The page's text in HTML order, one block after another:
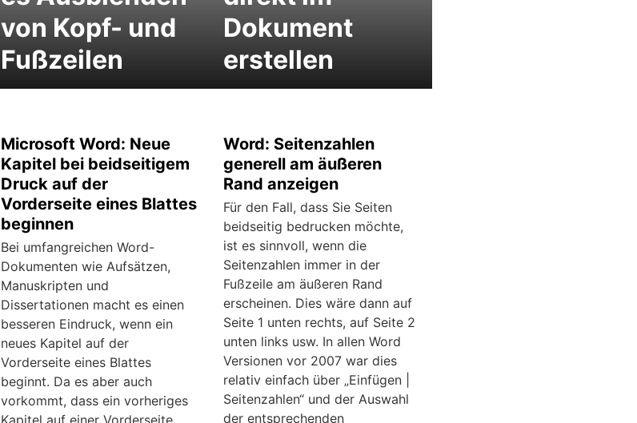
von Kopf- und
Fußzeilen
Dokument
erstellen
Microsoft Word: Neue
Kapitel bei beidseitigem
Druck auf der
Vorderseite eines Blattes
beginnen
Bei umfangreichen Word-
Dokumenten wie Aufsätzen,
Manuskripten und
Dissertationen macht es einen
besseren Eindruck, wenn ein
neues Kapitel auf der
Vorderseite eines Blattes
beginnt. Da es aber auch
vorkommt, dass ein vorheriges
Word: Seitenzahlen
generell am äußeren
Rand anzeigen
Für den Fall, dass Sie Seiten
beidseitig bedrucken möchte,
ist es sinnvoll, wenn die
Seitenzahlen immer in der
Fußzeile am äußeren Rand
erscheinen. Dies wäre dann auf
Seite 1 unten rechts, auf Seite 2
unten links usw. In allen Word
Versionen vor 2007 war dies
relativ einfach über „Einfügen |
Seitenzahlen“ und der Auswahl
der entsprechenden